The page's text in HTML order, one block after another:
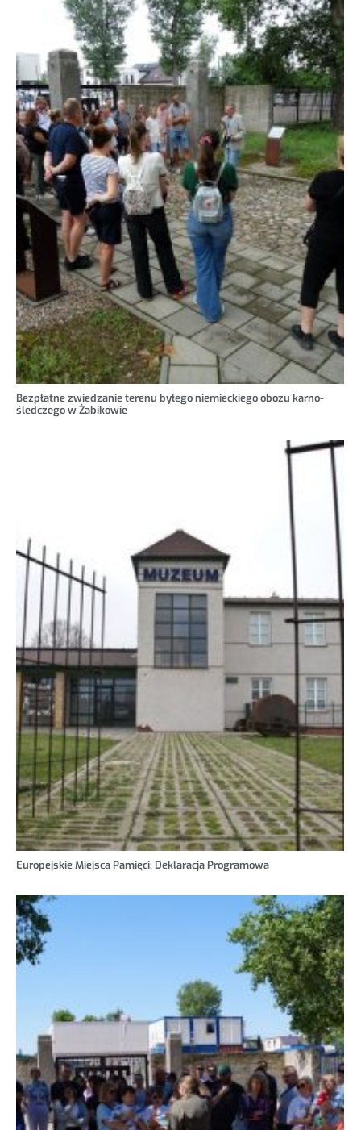
Bezpłatne zwiedzanie terenu byłego niemieckiego obozu karno-
śledczego w Żabikowie
Europejskie Miejsca Pamięci: Deklaracja Programowa